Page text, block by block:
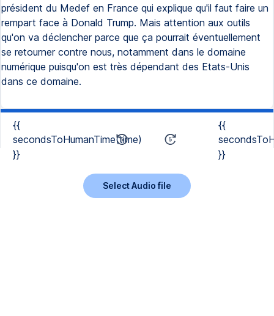
président du Medef en France qui explique qu'il faut faire un
rempart face à Donald Trump. Mais attention aux outils
qu'on va déclencher parce que ça pourrait éventuellement
se retourner contre nous, notamment dans le domaine
numérique puisqu'on est très dépendant des Etats-Unis
dans ce domaine.
{{
secondsToHumanTime(time)
}}
{{
}}
Select Audio file